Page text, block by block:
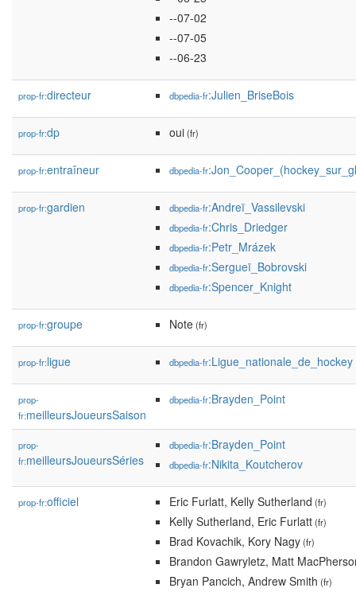
--07-02
--07-05
--06-23
prop-fr:directeur dbpedia-fr:Julien_BriseBois
prop-fr:dp oui(fr)
prop-fr:entraîneur dbpedia-fr
prop-fr:gardien dbpedia-fr:Andreï_Vassilevski
dbpedia-fr:Chris_Driedger
dbpedia-fr:Petr_Mrázek
dbpedia-fr:Sergueï_Bobrovski
dbpedia-fr:Spencer_Knight
prop-fr:groupe Note(fr)
prop-fr:ligue dbpedia-fr:Ligue_nationale_de_hockey
prop-
fr:meilleursJoueursSaison
dbpedia-fr:Brayden_Point
prop-
fr:meilleursJoueursSéries
dbpedia-fr:Brayden_Point
dbpedia-fr:Nikita_Koutcherov
prop-fr:officiel Eric Furlatt, Kelly Sutherland (fr)
Kelly Sutherland, Eric Furlatt(fr)
Brad Kovachik, Kory Nagy(fr)
Brandon Gawryletz, Matt
Bryan Pancich, Andrew Smith (fr)